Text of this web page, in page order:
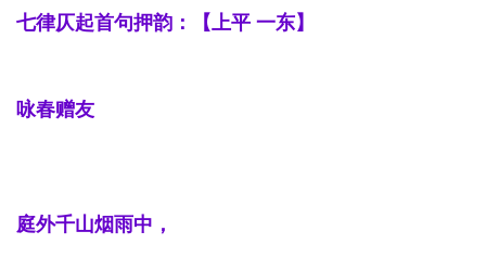
七律仄起首句押韵：【上平 一东】
咏春赠友
庭外千山烟雨中，